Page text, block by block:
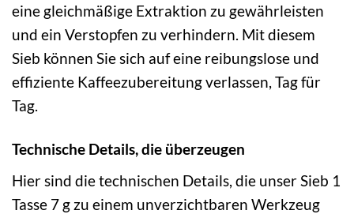
eine gleichmäßige Extraktion zu gewährleisten
und ein Verstopfen zu verhindern. Mit diesem
Sieb können Sie sich auf eine reibungslose und
effiziente Kaffeezubereitung verlassen, Tag für
Tag.
Technische Details, die überzeugen
Hier sind die technischen Details, die unser Sieb 1
Tasse 7 g zu einem unverzichtbaren Werkzeug